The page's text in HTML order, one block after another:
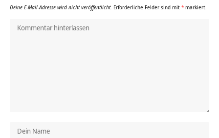
Deine E-Mail-Adresse wird nicht veröffentlicht. Erforderliche Felder sind mit * markiert.